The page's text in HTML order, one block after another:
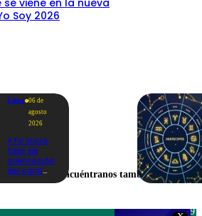
viene en la nueva
Soy 2026
Lima 06 de
agosto
2026
ATU inicia
fase de
orientación
del carril
Azul en la
Encuéntranos también en
Teléfono: 219